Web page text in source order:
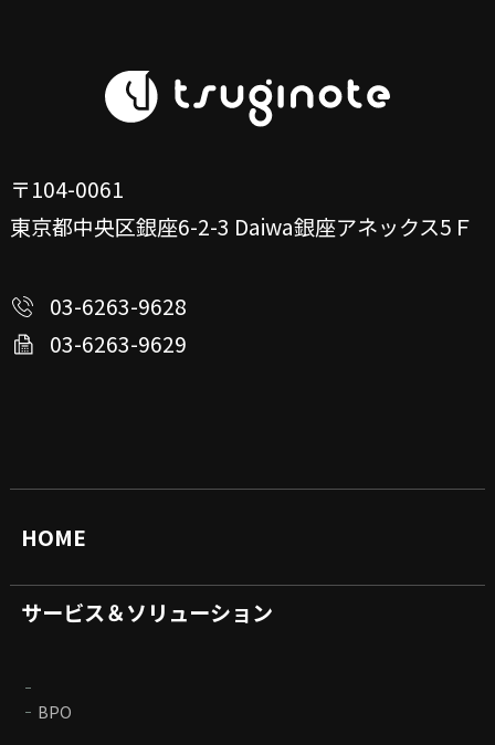
〒104-0061
東京都中央区銀座6-2-3 Daiwa銀座アネックス5Ｆ
03-6263-9628
03-6263-9629
HOME
サービス＆ソリューション
BPO